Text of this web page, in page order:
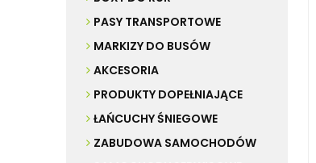
PASY TRANSPORTOWE
MARKIZY DO BUSÓW
AKCESORIA
PRODUKTY DOPEŁNIAJĄCE
ŁAŃCUCHY ŚNIEGOWE
ZABUDOWA SAMOCHODÓW